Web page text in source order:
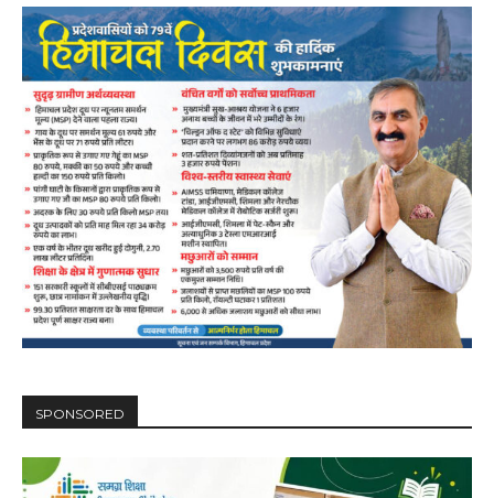
SPONSORED